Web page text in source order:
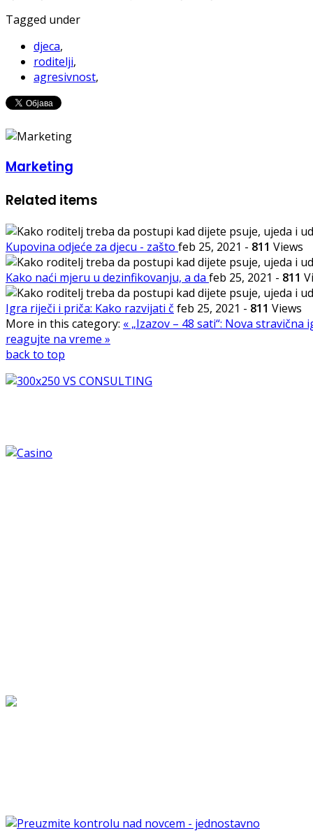
Tagged under
djeca,
roditelji,
agresivnost,
Marketing
Related items
Kupovina odjeće za djecu - zašto feb 25, 2021 - 811 Views
Kako naći mjeru u dezinfikovanju, a da feb 25, 2021 - 811
Igra riječi i priča: Kako razvijati č feb 25, 2021 - 811 Views
More in this category: « „Izazov – 48 sati“: Nova
reagujte na vreme »
back to top